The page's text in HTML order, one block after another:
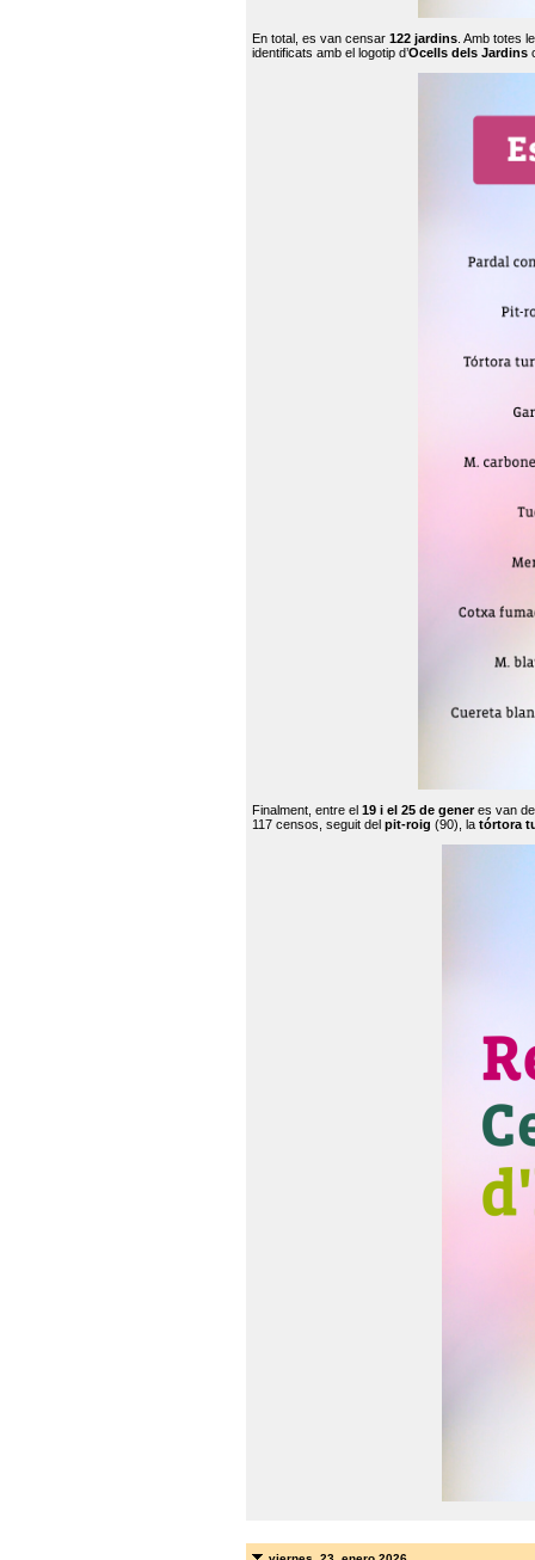
En total, es van censar 122 jardins . Amb totes
identificats amb el logotip d’Ocells dels Jardins
Finalment, entre el 19 i el 25 de generes van
117 censos, seguit del pit-roig (90), la tórtora